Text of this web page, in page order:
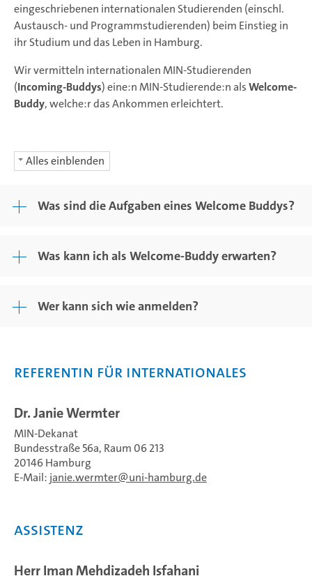
eingeschriebenen internationalen Studierenden (einschl.
Austausch- und Programmstudierenden) beim Einstieg in
ihr Studium und das Leben in Hamburg.
Wir vermitteln internationalen MIN-Studierenden
(Incoming-Buddys) eine:n MIN-Studierende:n alsWelcome-
Buddy, welche:r das Ankommen erleichtert.
Alles einblenden
Was sind die Aufgaben eines Welcome Buddys?
Was kann ich als Welcome-Buddy erwarten?
Wer kann sich wie anmelden?
Referentin für Internationales
Dr. Janie Wermter
MIN-Dekanat
Bundesstraße 56a, Raum 06 213
20146 Hamburg
E-Mail: janie.wermter uni-hamburg.de
ASSISTENZ
Herr Iman Mehdizadeh Isfahani